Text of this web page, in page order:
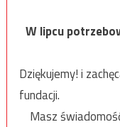
W lipcu
Dziękujemy! i
fundacji.
Masz